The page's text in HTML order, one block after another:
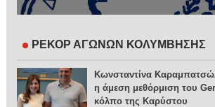
ΡΕΚΟΡ ΑΓΩΝΩΝ ΚΟΛΥΜΒΗΣΗΣ
Κωνσταντίνα
η άμεση μεθόρμιση του
κόλπο της Καρύστου